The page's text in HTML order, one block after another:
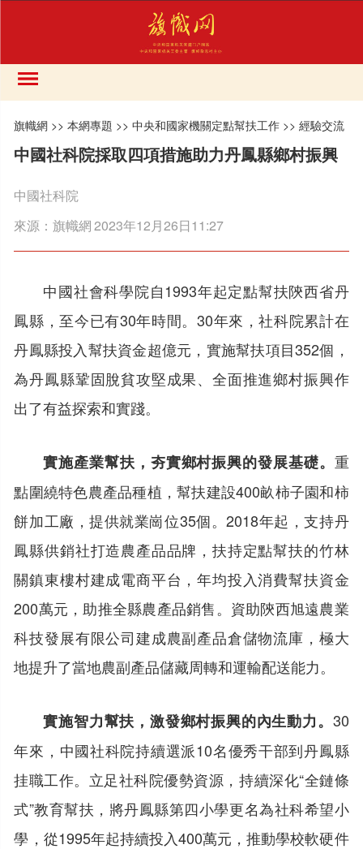
旗幟網 >>本網專題 >>中央和國家機關定點幫扶工作 >>經驗交流
中國社科院採取四項措施助力丹鳳縣鄉村振興
中國社科院
來源：旗幟網2023年12月26日11:27
中國社會科學院自1993年起定點幫扶陝西省丹
鳳縣，至今已有30年時間。30年來，社科院累計在
丹鳳縣投入幫扶資金超億元，實施幫扶項目352個，
為丹鳳縣鞏固脫貧攻堅成果、全面推進鄉村振興作
出了有益探索和實踐。
實施產業幫扶，夯實鄉村振興的發展基礎。 重
點圍繞特色農產品種植，幫扶建設400畝柿子園和柿
餅加工廠，提供就業崗位35個。2018年起，支持丹
鳳縣供銷社打造農產品品牌，扶持定點幫扶的竹林
關鎮東樓村建成電商平台，年均投入消費幫扶資金
200萬元，助推全縣農產品銷售。資助陝西旭遠農業
科技發展有限公司建成農副產品倉儲物流庫，極大
地提升了當地農副產品儲藏周轉和運輸配送能力。
實施智力幫扶，激發鄉村振興的內生動力。 30
年來，中國社科院持續選派10名優秀干部到丹鳳縣
挂職工作。立足社科院優勢資源，持續深化“全鏈條
式”教育幫扶，將丹鳳縣第四小學更名為社科希望小
學，從1995年起持續投入400萬元，推動學校軟硬件